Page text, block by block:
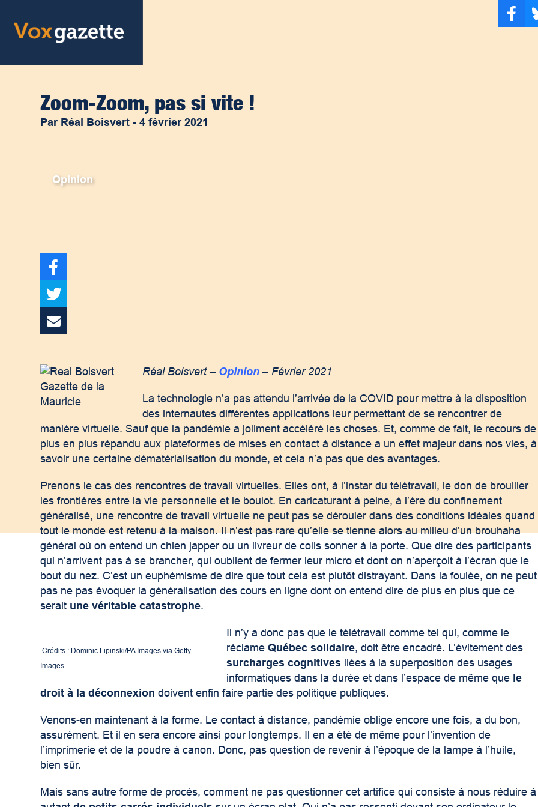
Zoom-Zoom, pas si vite !
Par Réal Boisvert -4 février 2021
Opinion
Réal Boisvert – Opinion – Février 2021
La technologie n’a pas attendu l’arrivée de la COVID pour mettre à la disposition
des internautes différentes applications leur permettant de se rencontrer de
manière virtuelle. Sauf que la pandémie a joliment accéléré les choses. Et, comme de fait, le recours de
plus en plus répandu aux plateformes de mises en contact à distance a un effet majeur dans nos vies, à
savoir une certaine dématérialisation du monde, et cela n’a pas que des avantages.
Prenons le cas des rencontres de travail virtuelles. Elles ont, à l’instar du télétravail, le don de brouiller
les frontières entre la vie personnelle et le boulot. En caricaturant à peine, à l’ère du confinement
généralisé, une rencontre de travail virtuelle ne peut pas se dérouler dans des conditions idéales quand
tout le monde est retenu à la maison. Il n’est pas rare qu’elle se tienne alors au milieu d’un brouhaha
général où on entend un chien japper ou un livreur de colis sonner à la porte. Que dire des participants
qui n’arrivent pas à se brancher, qui oublient de fermer leur micro et dont on n’aperçoit à l’écran que le
bout du nez. C’est un euphémisme de dire que tout cela est plutôt distrayant. Dans la foulée, on ne peut
pas ne pas évoquer la généralisation des cours en ligne dont on entend dire de plus en plus que ce
serait une véritable catastrophe.
Crédits : Dominic Lipinski/PA Images via Getty
Images
Il n’y a donc pas que le télétravail comme tel qui, comme le
réclameQuébec solidaire, doit être encadré. L’évitement des
surcharges cognitives liées à la superposition des usages
informatiques dans la durée et dans l’espace de même que le
droit à la déconnexion doivent enfin faire partie des politique publiques.
Venons-en maintenant à la forme. Le contact à distance, pandémie oblige encore une fois, a du bon,
assurément. Et il en sera encore ainsi pour longtemps. Il en a été de même pour l’invention de
l’imprimerie et de la poudre à canon. Donc, pas question de revenir à l’époque de la lampe à l’huile,
bien sûr.
Mais sans autre forme de procès, comment ne pas questionner cet artifice qui consiste à nous réduire à